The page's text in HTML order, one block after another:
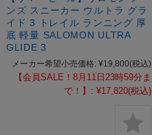
ンズ スニーカー ウルトラ グラ
イド 3 トレイル ランニング 厚
底 軽量 SALOMON ULTRA
GLIDE 3
メーカー希望小売価格: ¥19,800(税込)
【会員SALE！8月11日23時59分ま
で！】: ¥17,820(税込)